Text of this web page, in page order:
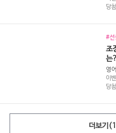
당
#선
조
는?
영
이
당
더보기(